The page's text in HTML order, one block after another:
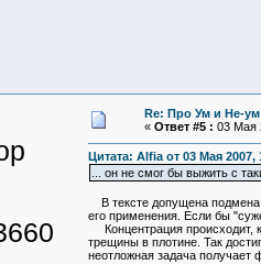
Re: Про Ум и Не-ум
« Ответ #5 : 03 Мая
Цитата: Alfia от 03 Мая 2007,
... он не смог бы выжить с
В тексте допущена подмена
его применения. Если бы
Концентрация происходит,
трещины в плотине. Так
неотложная задача получает